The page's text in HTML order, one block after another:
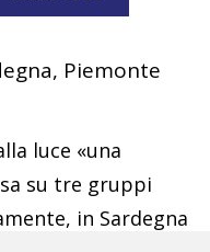
Piemonte
luce «una
su tre gruppi
in Sardegna